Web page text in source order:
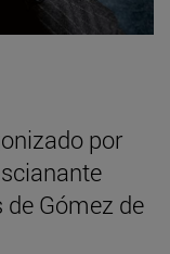
por
Gómez de